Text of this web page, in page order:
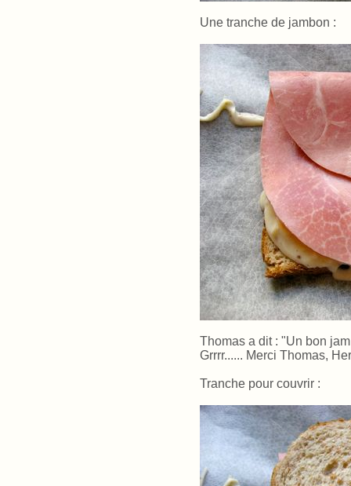
Une tranche de jambon :
Thomas a dit : "Un bon
Grrrr...... Merci Thomas,
Tranche pour couvrir :